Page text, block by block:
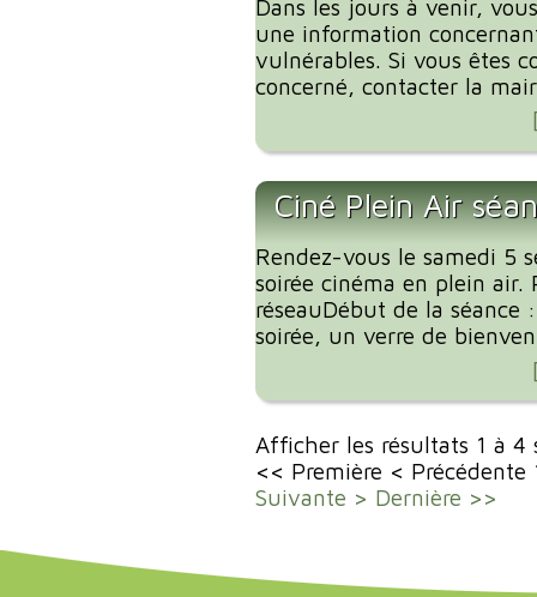
Dans les jours à venir,
une information
vulnérables. Si vous êtes
concerné, contacter la
Ciné Plein Air
Rendez-vous le samedi 5
soirée cinéma en plein
réseauDébut de la
soirée, un verre de
Afficher les résultats 1 à
<< Première < Précédente
Suivante > Dernière >>